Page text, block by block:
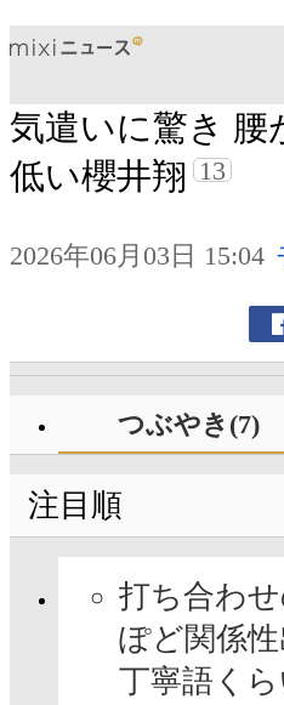
気遣いに驚き 腰
低い櫻井翔
13
2026年06月03日 15:04
つぶやき(7)
注目順
打ち合わ
ぽど関係
丁寧語く